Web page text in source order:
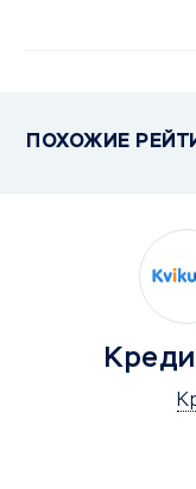
ПОХОЖИЕ